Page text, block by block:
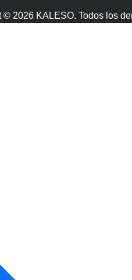
© 2026 KALESO. Todos los